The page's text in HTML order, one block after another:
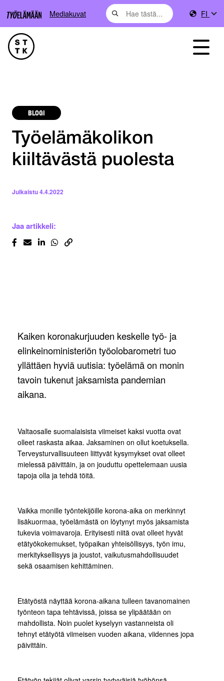
Mediakuvat FI
BLOGI
Työelämäkolikon
kiiltävästä puolesta
Julkaistu4.4.2022
Jaa artikkeli:
Kaiken koronakurjuuden keskelle työ- ja
elinkeinoministeriön työolobarometri tuo
yllättäen hyviä uutisia: työelämä on monin
tavoin tukenut jaksamista pandemian
aikana.
Valtaosalle suomalaisista viimeiset kaksi vuotta ovat
olleet raskasta aikaa. Jaksaminen on ollut koetuksella.
Terveysturvallisuuteen liittyvät kysymykset ovat olleet
mielessä päivittäin, ja on jouduttu opettelemaan uusia
tapoja olla ja tehdä töitä.
Vaikka monille työntekijöille korona-aika on merkinnyt
lisäkuormaa, työelämästä on löytynyt myös jaksamista
tukevia voimavaroja. Erityisesti niitä ovat olleet hyvät
etätyökokemukset, työpaikan yhteisöllisyys, työn imu,
merkityksellisyys ja joustot, vaikutusmahdollisuudet
sekä osaamisen kehittäminen.
Etätyöstä näyttää korona-aikana tulleen tavanomainen
työnteon tapa tehtävissä, joissa se ylipäätään on
mahdollista. Noin puolet kyselyyn vastanneista oli
tehnyt etätyötä viimeisen vuoden aikana, viidennes jopa
päivittäin.